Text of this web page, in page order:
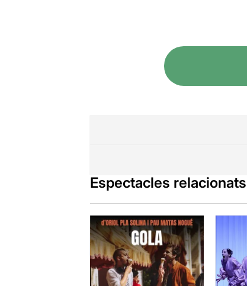
Espectacles relacionats